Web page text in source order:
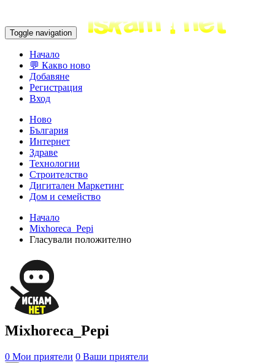
Toggle navigation
Начало
💬 Какво ново
Добавяне
Регистрация
Вход
Ново
България
Интернет
Здраве
Технологии
Строителство
Дигитален Маркетинг
Дом и семейство
Начало
Mixhoreca_Pepi
Гласували положително
Mixhoreca_Pepi
0 Мои приятели 0 Ваши приятели